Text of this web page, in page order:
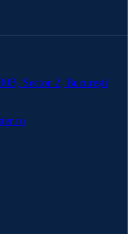
Sector 2, București